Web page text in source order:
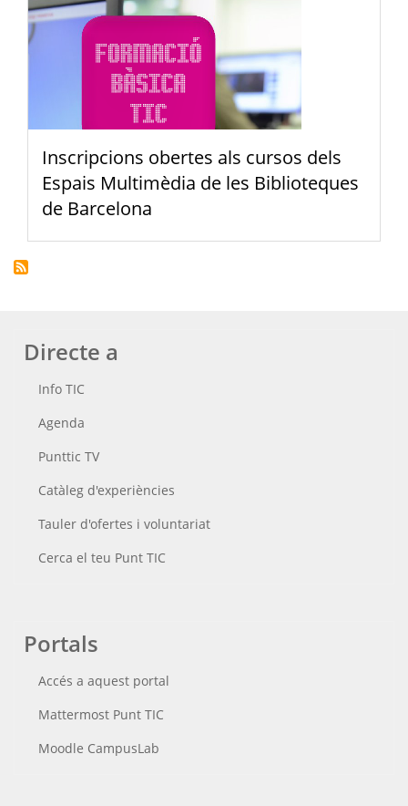
Inscripcions obertes als cursos dels
Espais Multimèdia de les Biblioteques
de Barcelona
Directe a
Info TIC
Agenda
Punttic TV
Catàleg d'experiències
Tauler d'ofertes i voluntariat
Cerca el teu Punt TIC
Portals
Accés a aquest portal
Mattermost Punt TIC
Moodle CampusLab